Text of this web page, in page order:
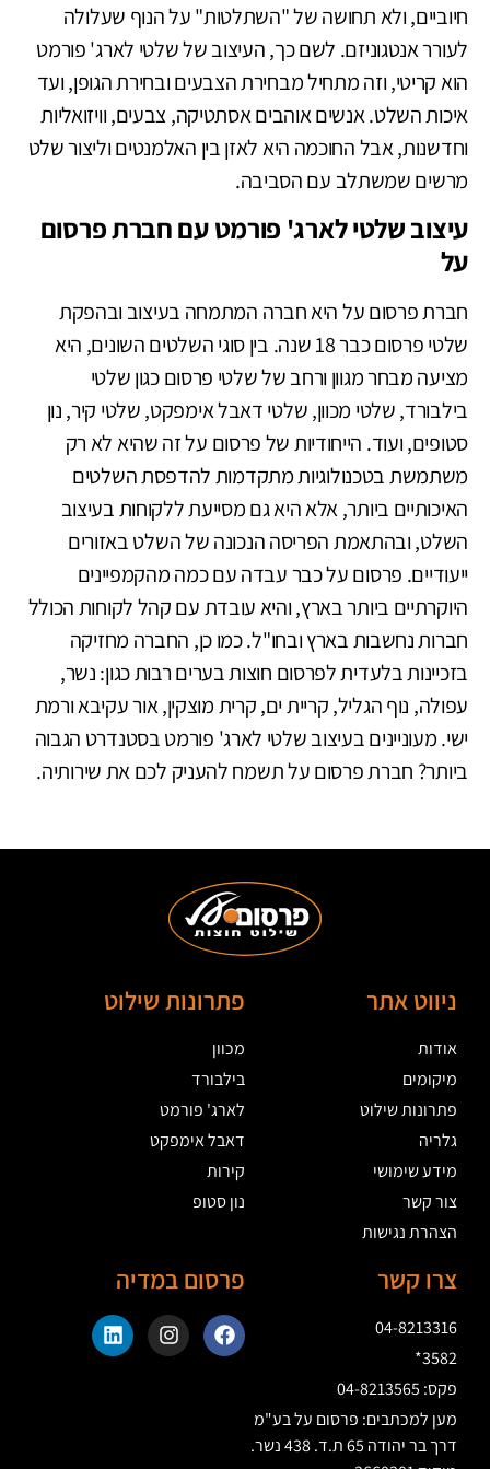
חיוביים, ולא תחושה של "השתלטות" על הנוף שעלולה
לעורר אנטגוניזם. לשם כך, העיצוב של שלטי לארג' פורמט
הוא קריטי, וזה מתחיל מבחירת הצבעים ובחירת הגופן, ועד
איכות השלט. אנשים אוהבים אסתטיקה, צבעים, וויזואליות
וחדשנות, אבל החוכמה היא לאזן בין האלמנטים וליצור שלט
מרשים שמשתלב עם הסביבה.
עיצוב שלטי לארג' פורמט עם חברת פרסום
על
חברת פרסום על היא חברה המתמחה בעיצוב ובהפקת
שלטי פרסום כבר 18 שנה. בין סוגי השלטים השונים, היא
מציעה מבחר מגוון ורחב של שלטי פרסום כגון שלטי
בילבורד, שלטי מכוון, שלטי דאבל אימפקט, שלטי קיר, נון
סטופים, ועוד. הייחודיות של פרסום על זה שהיא לא רק
משתמשת בטכנולוגיות מתקדמות להדפסת השלטים
האיכותיים ביותר, אלא היא גם מסייעת ללקוחות בעיצוב
השלט, ובהתאמת הפריסה הנכונה של השלט באזורים
ייעודיים. פרסום על כבר עבדה עם כמה מהקמפיינים
היוקרתיים ביותר בארץ, והיא עובדת עם קהל לקוחות הכולל
חברות נחשבות בארץ ובחו"ל. כמו כן, החברה מחזיקה
בזכיינות בלעדית לפרסום חוצות בערים רבות כגון: נשר,
עפולה, נוף הגליל, קריית ים, קרית מוצקין, אור עקיבא ורמת
ישי. מעוניינים בעיצוב שלטי לארג' פורמט בסטנדרט הגבוה
ביותר? חברת פרסום על תשמח להעניק לכם את שירותיה.
ניווט אתר
אודות
מיקומים
פתרונות שילוט
גלריה
מידע שימושי
צור קשר
הצהרת נגישות
פתרונות שילוט
מכוון
בילבורד
לארג' פורמט
דאבל אימפקט
קירות
נון סטופ
צרו קשר
04-8213316
3582*
פקס: 04-8213565
מען למכתבים: פרסום על בע"מ
דרך בר יהודה 65 ת.ד. 438 נשר.
פרסום במדיה